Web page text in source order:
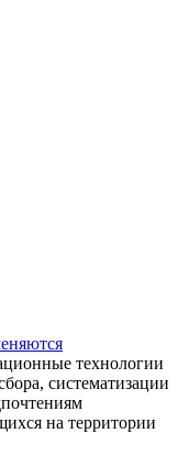
технологии
систематизации
на территории